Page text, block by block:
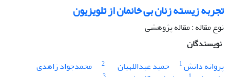
تجربه زیسته زنان بی خانمان از تلویزیون
نوع مقاله : مقاله پژوهشی
نویسندگان
پروانه دانش1 حمید عبداللهیان 2
محمدجواد زاهدی